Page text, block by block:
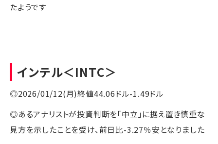
たようです
インテル＜INTC＞
◎2026/01/12(月)終値44.06ドル-1.49ドル
◎あるアナリストが投資判断を「中立」に据え置き慎重な
見方を示したことを受け、前日比-3.27％安となりました